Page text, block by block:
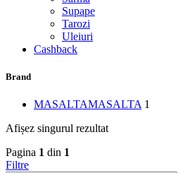
Supape
Tarozi
Uleiuri
Cashback
Brand
MASALTAMASALTA 1
Afișez singurul rezultat
Pagina 1 din 1
Filtre